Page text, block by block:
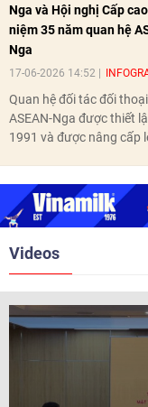
Nga và Hội nghị Cấp
niệm 35 năm quan hệ
Nga
17-06-2026 14:52
Quan hệ đối tác đối thoại
ASEAN-Nga được thiết
1991 và được nâng cấp
nghị Cấp cao vào các
2010, 2016, 2018, 2021.
Videos